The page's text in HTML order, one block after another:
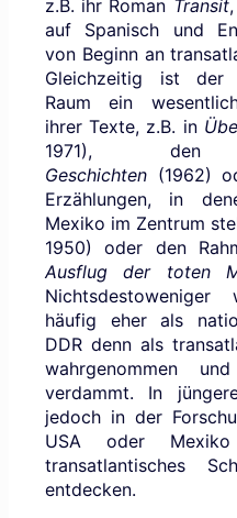
z.B. ihr Roman Transit
auf Spanisch und
von Beginn an
Gleichzeitig ist der
Raum ein
ihrer Texte, z.B. in
1971),
Geschichten (1962)
Erzählungen, in
Mexiko im Zentrum
1950) oder den
Ausflug der toten
Nichtsdestoweniger
häufig eher als
DDR denn als
wahrgenommen
verdammt. In
jedoch in der
USA oder
transatlantisches
entdecken.